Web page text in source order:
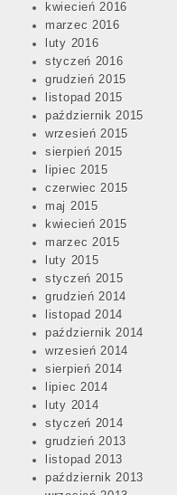
kwiecień 2016
marzec 2016
luty 2016
styczeń 2016
grudzień 2015
listopad 2015
październik 2015
wrzesień 2015
sierpień 2015
lipiec 2015
czerwiec 2015
maj 2015
kwiecień 2015
marzec 2015
luty 2015
styczeń 2015
grudzień 2014
listopad 2014
październik 2014
wrzesień 2014
sierpień 2014
lipiec 2014
luty 2014
styczeń 2014
grudzień 2013
listopad 2013
październik 2013